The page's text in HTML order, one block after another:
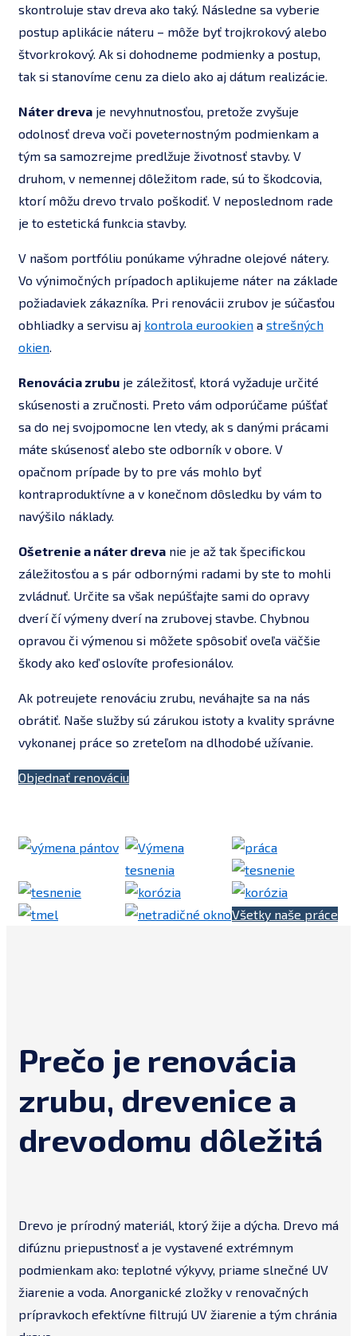
skontroluje stav dreva ako taký. Následne sa vyberie
postup aplikácie náteru – môže byť trojkrokový alebo
štvorkrokový. Ak si dohodneme podmienky a postup,
tak si stanovíme cenu za dielo ako aj dátum realizácie.
Náter dreva je nevyhnutnosťou, pretože zvyšuje
odolnosť dreva voči poveternostným podmienkam a
tým sa samozrejme predlžuje životnosť stavby. V
druhom, v nemennej dôležitom rade, sú to škodcovia,
ktorí môžu drevo trvalo poškodiť. V neposlednom rade
je to estetická funkcia stavby.
V našom portfóliu ponúkame výhradne olejové nátery.
Vo výnimočných prípadoch aplikujeme náter na základe
požiadaviek zákazníka. Pri renovácii zrubov je súčasťou
obhliadky a servisu aj kontrola eurookien a strešných
okien
Renovácia zrubu je záležitosť, ktorá vyžaduje určité
skúsenosti a zručnosti. Preto vám odporúčame púšťať
sa do nej svojpomocne len vtedy, ak s danými prácami
máte skúsenosť alebo ste odborník v obore. V
opačnom prípade by to pre vás mohlo byť
kontraproduktívne a v konečnom dôsledku by vám to
navýšilo náklady.
Ošetrenie a náter dreva nie je až tak špecifickou
záležitosťou a s pár odbornými radami by ste to mohli
zvládnuť. Určite sa však nepúšťajte sami do opravy
dverí čí výmeny dverí na zrubovej stavbe. Chybnou
opravou či výmenou si môžete spôsobiť oveľa väčšie
škody ako keď oslovíte profesionálov.
Ak potreujete renováciu zrubu, neváhajte sa na nás
obrátiť. Naše služby sú zárukou istoty a kvality správne
vykonanej práce so zreteľom na dlhodobé užívanie.
Objednať renováciu
Všetky naše práce
Prečo je renovácia
zrubu, drevenice a
drevodomu dôležitá
Drevo je prírodný materiál, ktorý žije a dýcha. Drevo má
difúznu priepustnosť a je vystavené extrémnym
podmienkam ako: teplotné výkyvy, priame slnečné UV
žiarenie a voda. Anorganické zložky v renovačných
prípravkoch efektívne filtrujú UV žiarenie a tým chránia